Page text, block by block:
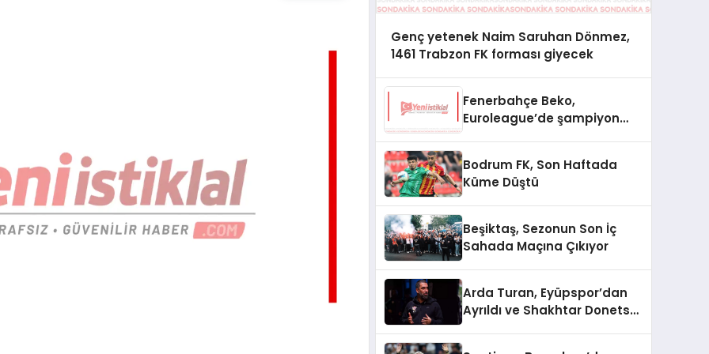
Genç yetenek Naim Saruhan Dönmez,
1461 Trabzon FK forması giyecek
Fenerbahçe Beko,
Euroleague’de şampiyon
Bodrum FK, Son Haftada
Küme Düştü
Beşiktaş, Sezonun Son İç
Sahada Maçına Çıkıyor
Arda Turan, Eyüpspor’dan
Ayrıldı ve Shakhtar Donetsk